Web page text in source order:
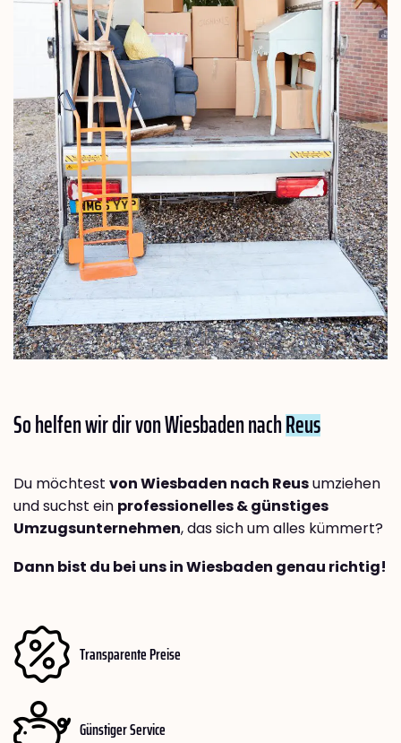
So helfen wir dir von Wiesbaden nachReus
Du möchtest von Wiesbaden nach Reusumziehen
und suchst ein professionelles & günstiges
Umzugsunternehmen, das sich um alles kümmert?
Dann bist du bei uns in Wiesbaden genau richtig!
Transparente Preise
Günstiger Service